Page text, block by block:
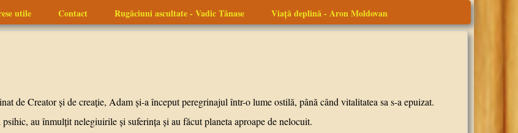
utile Contact Rugăciuni ascultate - Vadic Tănase Viaţă deplină - Aron Moldovan
şi de creaţie, Adam şi-a început peregrinajul într-o lume ostilă, până când vitalitatea sa s-a epuizat.
au înmulţit nelegiuirile şi suferinţa şi au făcut planeta aproape de nelocuit.